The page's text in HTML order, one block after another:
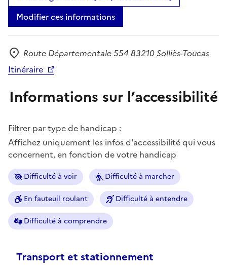
Modifier ces informations
Adresse
Route Départementale 554 83210 Solliès-Toucas
Itinéraire
Informations sur l’accessibilité
Filtrer par type de handicap :
Affichez uniquement les infos d'accessibilité qui vous
concernent, en fonction de votre handicap
Difficulté à voir Difficulté à marcher
En fauteuil roulant Difficulté à entendre
Difficulté à comprendre
Transport et stationnement